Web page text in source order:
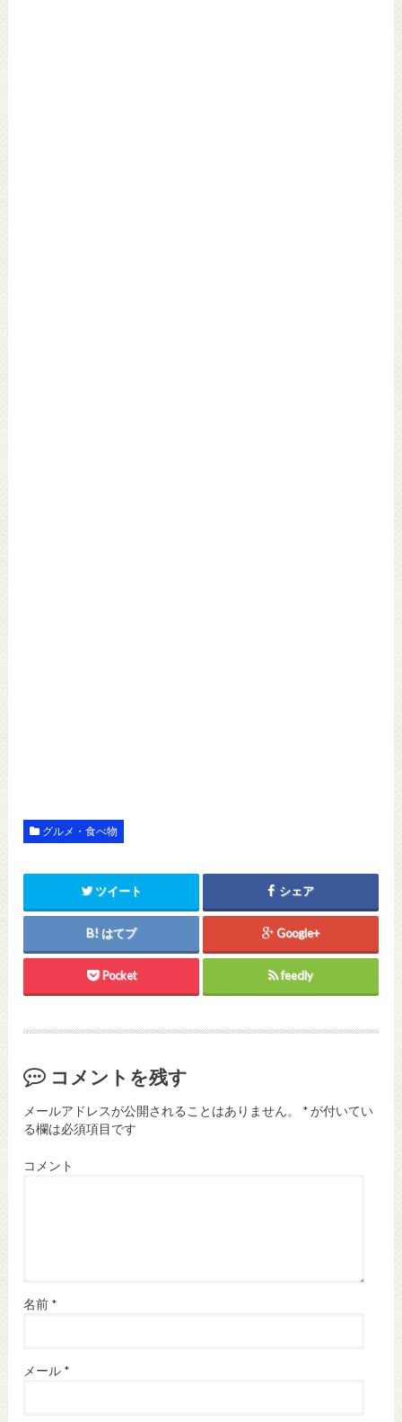
グルメ・食べ物
ツイート シェア
はてブ Google+
Pocket feedly
コメントを残す
メールアドレスが公開されることはありません。 *が付いてい
る欄は必須項目です
コメント
名前 *
メール *